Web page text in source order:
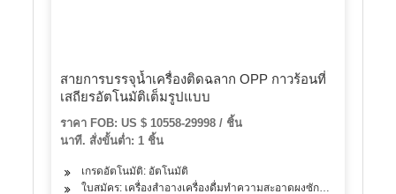
สายการบรรจุน้ำเครื่องติดฉลาก OPP กาวร้อนที่
เสถียรอัตโนมัติเต็มรูปแบบ
ราคา FOB: US $ 10558-29998 / ชิ้น
นาที. สั่งขั้นต่ำ: 1 ชิ้น
เกรดอัตโนมัติ: อัตโนมัติ
ใบสมัคร: เครื่องสำอางเครื่องดื่มทำความสะอาดผงซักฟอกน้ำมันผลิ